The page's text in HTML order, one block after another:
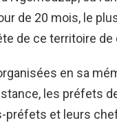
de 20 mois, le
de ce territoire
en sa
les préfets
préfets et leurs